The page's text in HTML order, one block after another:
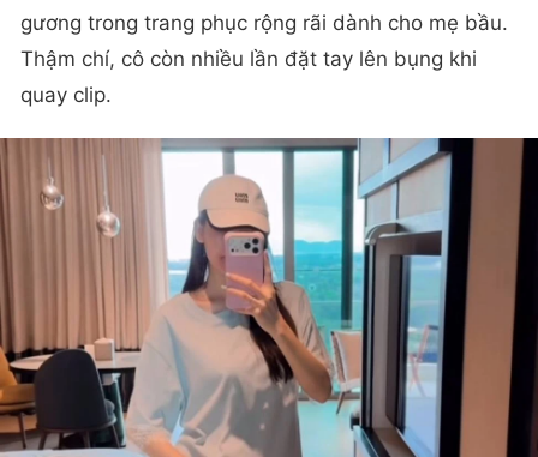
gương trong trang phục rộng rãi dành cho mẹ bầu.
Thậm chí, cô còn nhiều lần đặt tay lên bụng khi
quay clip.